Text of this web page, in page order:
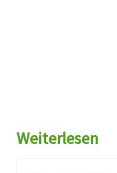
Weiterlesen